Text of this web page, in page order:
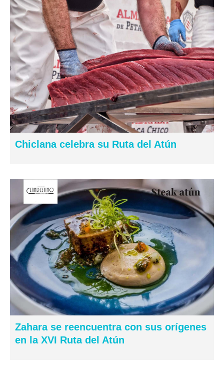
Chiclana celebra su Ruta del Atún
Zahara se reencuentra con sus orígenes
en la XVI Ruta del Atún